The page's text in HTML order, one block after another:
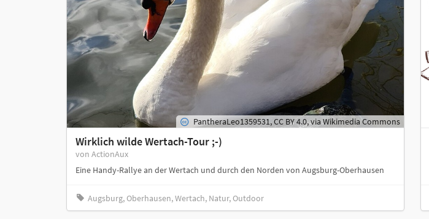
PantheraLeo1359531, CC BY 4.0, via Wikimedia Commons
Wirklich wilde Wertach-Tour ;-)
von ActionAux
Eine Handy-Rallye an der Wertach und durch den Norden von Augsburg-Oberhausen
Augsburg, Oberhausen, Wertach, Natur, Outdoor